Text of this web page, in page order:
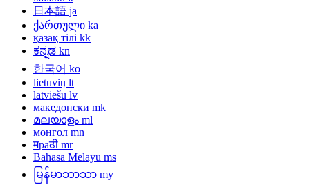
日本語 ja
ქართული ka
қазақ тілі kk
ಕನ್ನಡ kn
한국어 ko
lietuvių lt
latviešu lv
македонски mk
മലയാളം ml
монгол mn
मраठी mr
Bahasa Melayu ms
မြန်မာဘာသာ my